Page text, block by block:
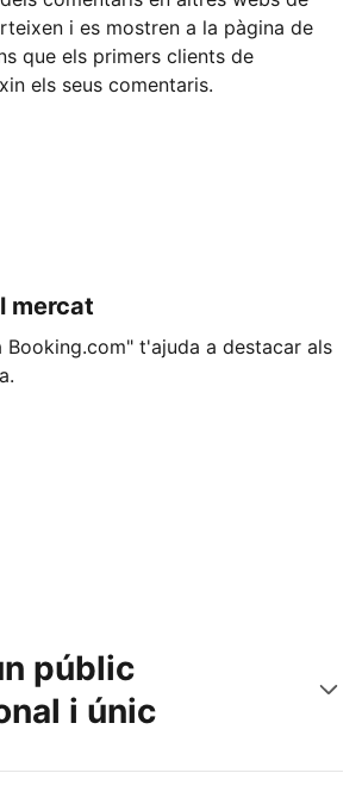
i es mostren a la pàgina de
que els primers clients de
els seus comentaris.
mercat
Booking.com" t'ajuda a destacar als
públic
i únic